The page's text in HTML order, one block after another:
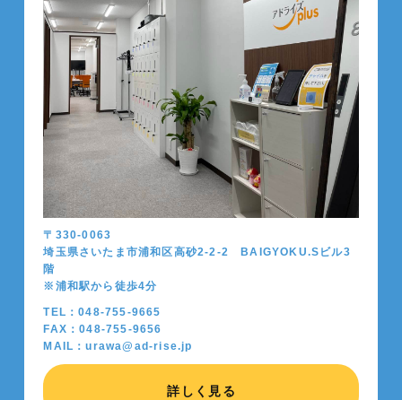
〒330-0063
埼玉県さいたま市浦和区高砂2-2-2 BAIGYOKU.Sビル3
階
※浦和駅から徒歩4分
TEL：048-755-9665
FAX：048-755-9656
MAIL：urawa@ad-rise.jp
詳しく見る